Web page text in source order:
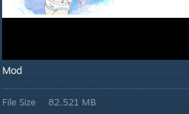
Mod
File Size
82.521 MB